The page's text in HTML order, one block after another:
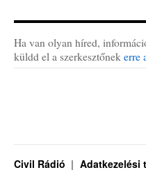
Ha van olyan híred,
küldd el a szerkesztőnek erre
Civil Rádió Adatkezelési